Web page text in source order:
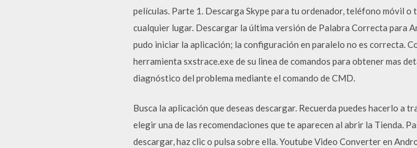
películas. Parte 1. Descarga Skype para tu ordenador, teléfono móvil
cualquier lugar. Descargar la última versión de Palabra Correcta para
pudo iniciar la aplicación; la configuración en paralelo no es correcta.
herramienta sxstrace.exe de su linea de comandos para obtener mas
diagnóstico del problema mediante el comando de CMD.
Busca la aplicación que deseas descargar. Recuerda puedes hacerlo a
elegir una de las recomendaciones que te aparecen al abrir la Tienda.
descargar, haz clic o pulsa sobre ella. Youtube Video Converter en